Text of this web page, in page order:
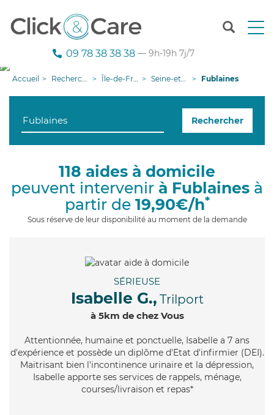
T
n
g
i
09 78 38 38 38 — 9h-19h 7j/7
Accueil Recherche aide à domicile Île-de-France Seine-et-Marne Fublaines
Rechercher
118 aides à domicile
peuvent intervenir à Fublaines à
partir de 19,90€/h*
Sous réserve de leur disponibilité au moment de la demande
SÉRIEUSE
Isabelle G., Trilport
à 5km de chez Vous
Attentionnée, humaine et ponctuelle, Isabelle a 7 ans
d'expérience et possède un diplôme d'Etat d'infirmier (DEI).
Maitrisant bien l'incontinence urinaire et la dépression,
Isabelle apporte ses services de rappels, ménage,
courses/livraison et repas*